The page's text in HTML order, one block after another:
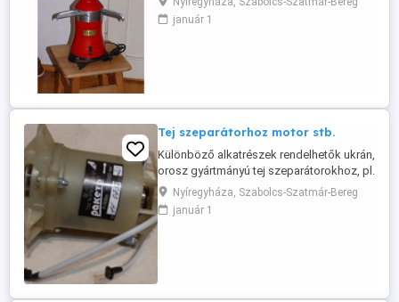
12 liter. Zsírtartalom a lefölözött tejben:
0,05 %. Szeparáló tányérok (fém): 10-12
január 1
Tej szeparátorhoz motor stb.
Különböző alkatrészek rendelhetők ukrán,
orosz gyártmányú tej szeparátorokhoz, pl.
motor, szénkefék, harang, dob stb.
Eredeti, közvetlenül a Gyártótól!
Nyíregyháza, Szabolcs-Szatmár-Bereg
január 1